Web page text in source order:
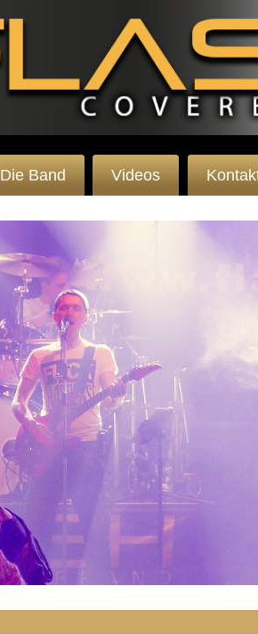
Die Band Videos